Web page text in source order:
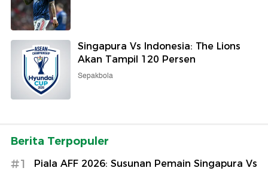
Singapura Vs Indonesia: The Lions
Akan Tampil 120 Persen
Sepakbola
Berita Terpopuler
#1
Piala AFF 2026: Susunan Pemain Singapura Vs